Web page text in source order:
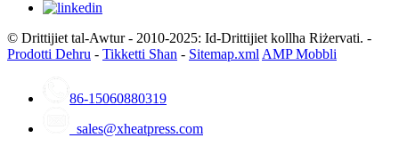
© Drittijiet tal-Awtur - 2010-2025: Id-Drittijiet kollha Riżervati. -
Prodotti Dehru - Tikketti Sħan - Sitemap.xml AMP Mobbli
86-15060880319
sales@xheatpress.com